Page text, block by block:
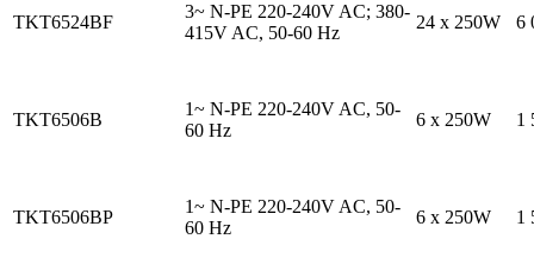
TKT6524BF
3~ N-PE 220-240V AC; 380-
415V AC, 50-60 Hz
24 х 250W 6
TKT6506B
1~ N-PE 220-240V AC, 50-
60 Hz
6 х 250W 1
TKT6506BP
1~ N-PE 220-240V AC, 50-
60 Hz
6 х 250W 1